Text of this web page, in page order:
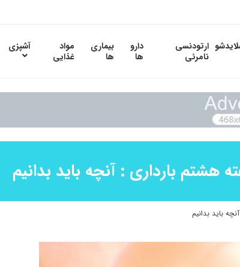
ارتودنسی
نامرئی
دارو
ها
بیماری
ها
مواد
غذایی
آشپزی
هشتم بارداری : آنچه باید بدانیم
باید بدانیم